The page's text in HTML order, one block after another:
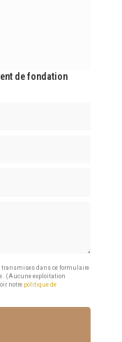
de fondation
transmises dans ce formulaire
(Aucune exploitation
notre politique de